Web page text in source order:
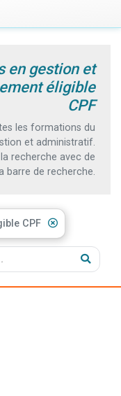
en gestion et
éligible
CPF
les formations du
et administratif.
recherche avec de
barre de recherche.
CPF